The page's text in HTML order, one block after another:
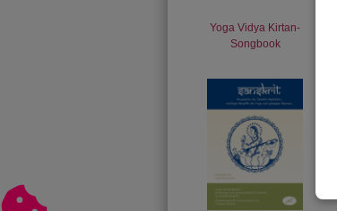
Yoga Vidya Kirtan-
Songbook